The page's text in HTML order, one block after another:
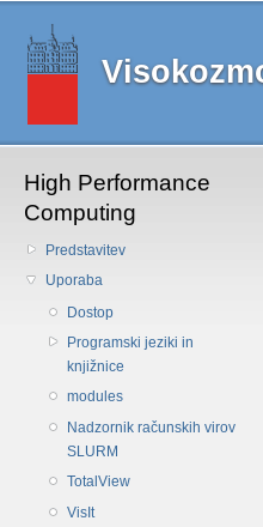
High Performance
Computing
Predstavitev
Uporaba
Dostop
Programski jeziki in
knjižnice
modules
Nadzornik računskih virov
SLURM
TotalView
VisIt